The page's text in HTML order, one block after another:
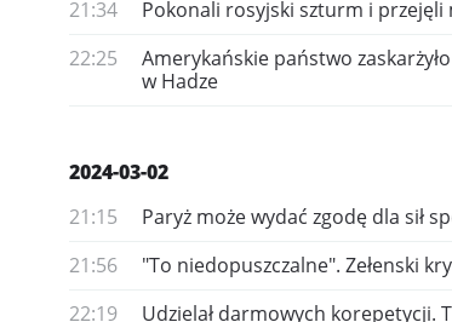
21:34
Pokonali rosyjski szturm i przejęli
22:25
Amerykańskie państwo
w Hadze
2024-03-02
21:15
Paryż może wydać zgodę dla sił
21:56
"To niedopuszczalne". Zełenski
22:19
Udzielał darmowych korepetycji.